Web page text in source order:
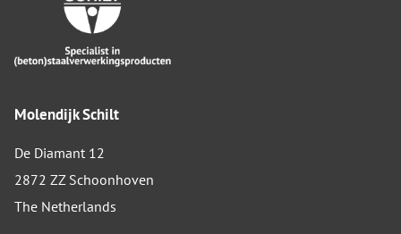
Molendijk Schilt
De Diamant 12
2872 ZZ Schoonhoven
The Netherlands